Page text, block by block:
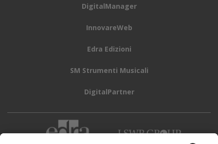
DigitalManager
InnovareWeb
Edra Edizioni
SM Strumenti Musicali
DigitalPartner